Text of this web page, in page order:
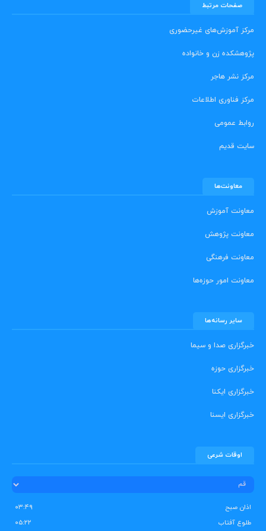
صفحات مرتبط
مرکز آموزش‌های غیرحضوری
پژوهشکده زن و خانواده
مرکز نشر هاجر
مرکز فناوری اطلاعات
روابط عمومی
سایت قدیم
معاونت‌ها
معاونت آموزش
معاونت پژوهش
معاونت فرهنگی
معاونت امور حوزه‌ها
سایر رسانه‌ها
خبرگزاری صدا و سیما
خبرگزاری حوزه
خبرگزاری ایکنا
خبرگزاری ایسنا
اوقات شرعی
اذان صبح
۰۳:۴۹
طلوع آفتاب
۰۵:۲۲